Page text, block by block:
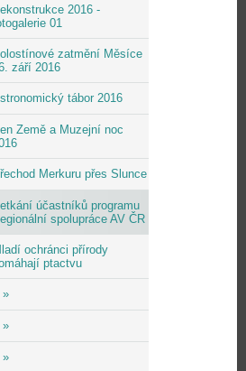
2016 -
01
zatmění Měsíce
září 2016
tábor 2016
Země a Muzejní noc
Merkuru přes Slunce
účastníků programu
spolupráce AV ČR
ochránci přírody
ptactvu
»
»
»